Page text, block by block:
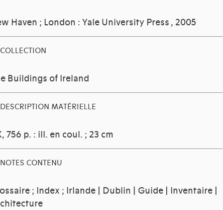
Haven ; London : Yale University Press , 2005
COLLECTION
Buildings of Ireland
DESCRIPTION MATÉRIELLE
756 p. : ill. en coul. ; 23 cm
NOTES CONTENU
; Index ; Irlande | Dublin | Guide | Inventaire |